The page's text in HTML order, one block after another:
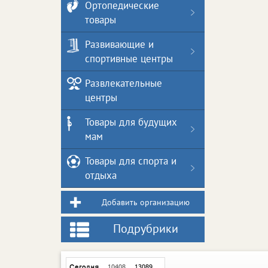
Ортопедические
товары
Развивающие и
спортивные центры
Развлекательные
центры
Товары для будущих
мам
Товары для спорта и
отдыха
Добавить организацию
Подрубрики